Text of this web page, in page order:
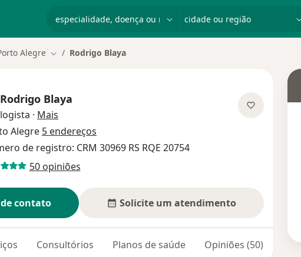
Alegre Mudar de cidade
Rodrigo Blaya
Rodrigo Blaya
· Mais
Alegre 5 endereços
de registro: CRM 30969 RS RQE 20754
50 opiniões
contato Solicite um atendimento
Consultórios Planos de saúde Opiniões (50)